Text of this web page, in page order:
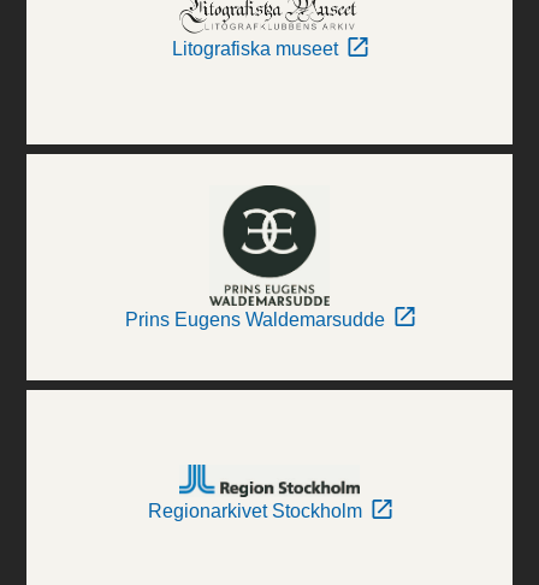
Litografiska museet
Prins Eugens Waldemarsudde
Regionarkivet Stockholm